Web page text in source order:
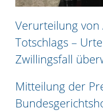
Verurteilung von
Totschlags –
Zwillingsfall
Mitteilung der